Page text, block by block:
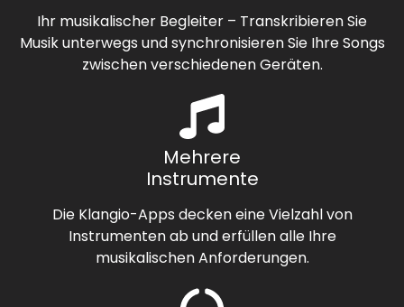
Ihr musikalischer Begleiter – Transkribieren Sie
Musik unterwegs und synchronisieren Sie Ihre Songs
zwischen verschiedenen Geräten.
Mehrere
Instrumente
Die Klangio-Apps decken eine Vielzahl von
Instrumenten ab und erfüllen alle Ihre
musikalischen Anforderungen.